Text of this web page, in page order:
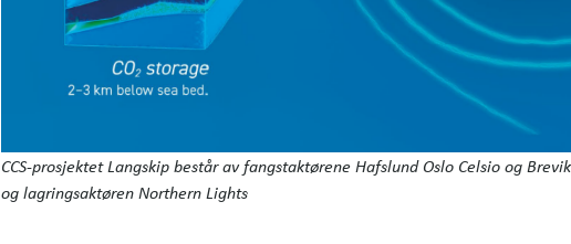
CCS-prosjektet Langskip består av fangstaktørene Hafslund Oslo Celsio og
og lagringsaktøren Northern Lights